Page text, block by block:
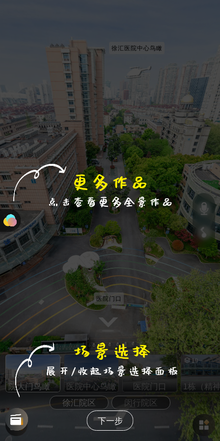
徐汇医院中心鸟瞰
医院门口
院大门鸟瞰 医院中心鸟瞰 医院门口 1栋（精
19
徐汇院区 闵行院区
下一步